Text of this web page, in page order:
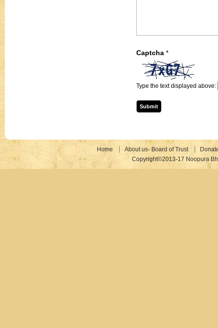
Captcha *
Type the text displayed above:
Home About us- Board of Trust
Copyright©2013-17 Noopura